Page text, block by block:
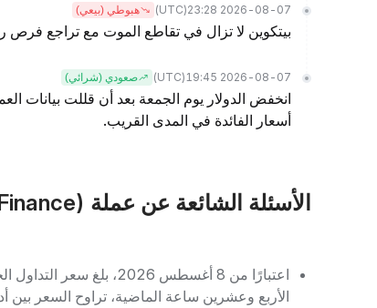
2026-08-07 23:28
(UTC) هبوطي (بيعي)
بيتكوين لا تزال في تقاطع الموت مع تراجع فرص
2026-08-07 19:45
(UTC) صعودي (شرائي)
انخفض الدولار يوم الجمعة بعد أن قللت بيانات
أسعار الفائدة في المدى القريب.
الأسئلة الشائعة عن عملة NOTE (Notional Finance)